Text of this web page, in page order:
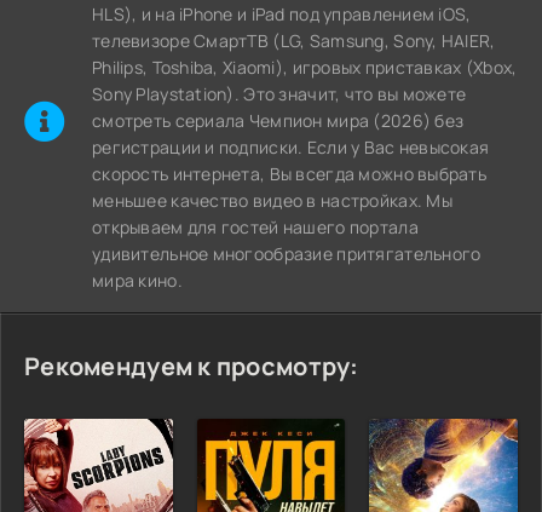
HLS), и на iPhone и iPad под управлением iOS,
телевизоре СмартТВ (LG, Samsung, Sony, HAIER,
Philips, Toshiba, Xiaomi), игровых приставках (Xbox,
Sony Playstation). Это значит, что вы можете
cмотреть сериала Чемпион мира (2026) без
регистрации и подписки. Если у Вас невысокая
скорость интернета, Вы всегда можно выбрать
меньшее качество видео в настройках. Мы
открываем для гостей нашего портала
удивительное многообразие притягательного
мира кино.
Рекомендуем к просмотру: